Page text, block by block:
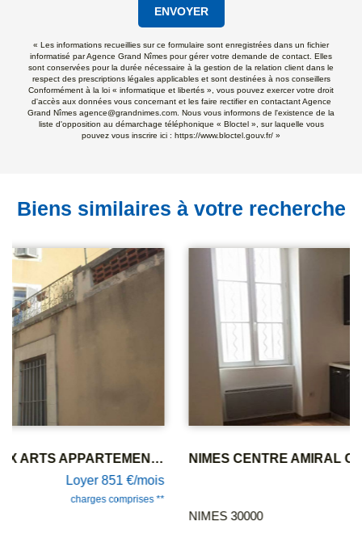
ENVOYER
« Les informations recueillies sur ce formulaire sont enregistrées dans un fichier
informatisé par Agence Grand Nîmes pour gérer votre demande de contact. Elles
sont conservées pour la durée nécessaire à la gestion de la relation client dans le
respect des prescriptions légales applicables et sont destinées à nos conseillers
Conformément à la loi « informatique et libertés », vous pouvez exercer votre droit
d'accès aux données vous concernant et les faire rectifier en contactant Agence
Grand Nîmes agence@grandnimes.com. Nous vous informons de l'existence de la
liste d'opposition au démarchage téléphonique « Bloctel », sur laquelle vous
pouvez vous inscrire ici : https://www.bloctel.gouv.fr/ »
Biens similaires à votre recherche
NIMES CENTRE AMIRAL COURBET GAMBETTA GRAND STUDIO 35.35M²